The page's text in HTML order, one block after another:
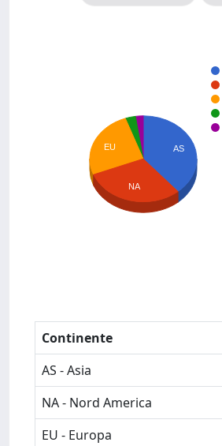
AS
EU
NA
Continente
AS - Asia
NA - Nord America
EU - Europa